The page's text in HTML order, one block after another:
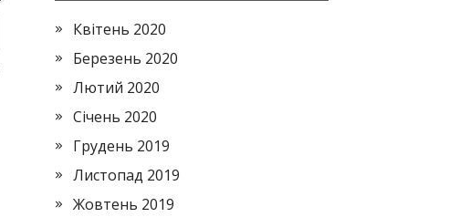
Квітень 2020
Березень 2020
Лютий 2020
Січень 2020
Грудень 2019
Листопад 2019
Жовтень 2019